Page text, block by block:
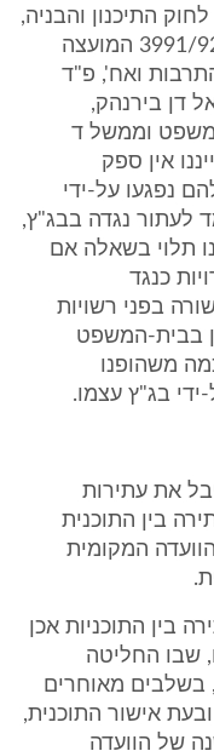
מינהליים. ראו סעיף 255ג לחוק התיכנון והבניה,
תשכ"ה1965- (להלן: החוק); בג"ץ 3991/92 המועצה
ואח', פ"ד
ומיכאל דן בירנהק,
משפט וממשל ד
בע' 265. בענייננו אין ספק
נפגעו על-ידי
לעתור נגדה בבג"ץ,
תלוי בשאלה אם
כנגד
בפני רשויות
בבית-המשפט
משהופנו
בג"ץ עצמו.
את עתירות
בין התוכנית
הוועדה המקומית
בין התוכניות אכן
שבו החליטה
בשלבים מאוחרים
אישור התוכנית,
של הוועדה